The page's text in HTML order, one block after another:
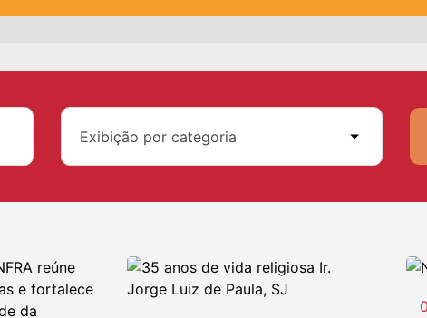
Exibição por categoria